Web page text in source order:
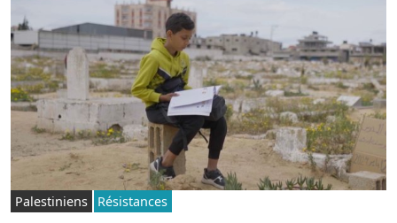
Palestiniens Résistances